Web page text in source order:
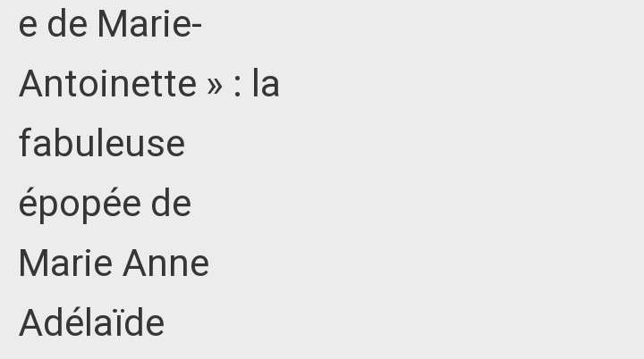
e de Marie-
Antoinette » : la
fabuleuse
épopée de
Marie Anne
Adélaïde